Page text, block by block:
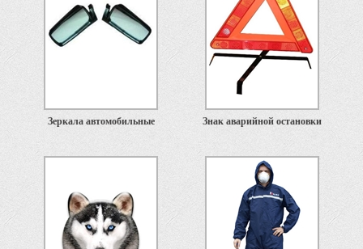
Зеркала автомобильные Знак аварийной остановки